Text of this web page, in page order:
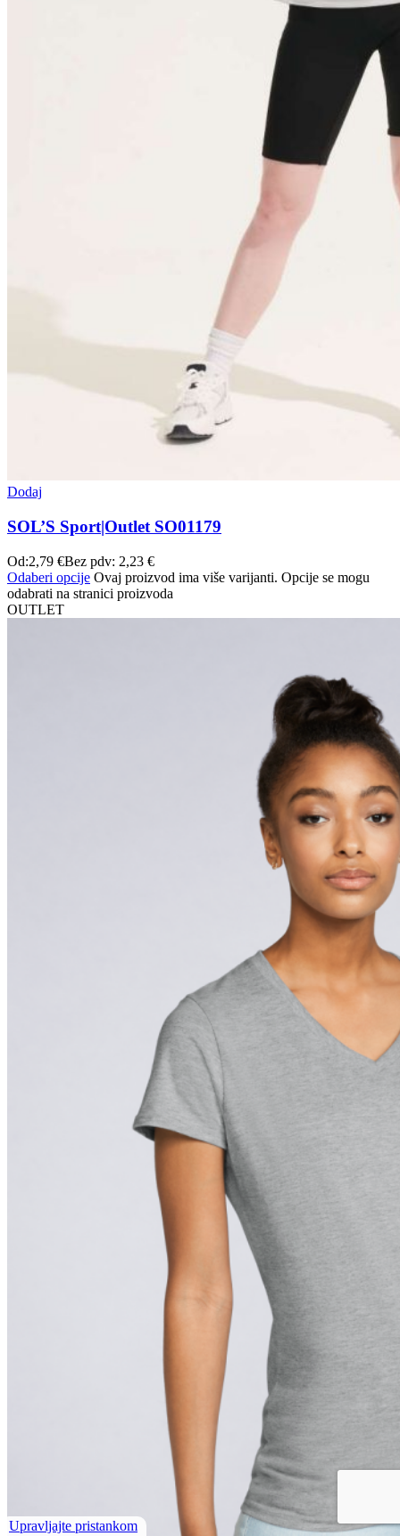
Dodaj
SOL’S Sport|Outlet SO01179
Od:2,79 €Bez pdv: 2,23 €
Odaberi opcije Ovaj proizvod ima više varijanti. Opcije se mogu
odabrati na stranici proizvoda
OUTLET
Upravljajte pristankom